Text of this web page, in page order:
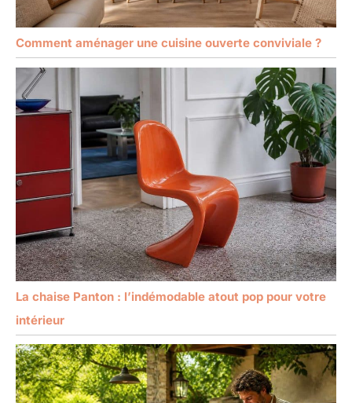
Comment aménager une cuisine ouverte conviviale ?
La chaise Panton : l’indémodable atout pop pour votre
intérieur